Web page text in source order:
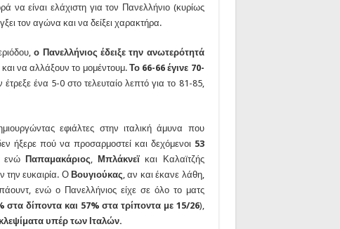
να είναι ελάχιστη για τον Πανελλήνιο (κυρίως
τον αγώνα και να δείξει χαρακτήρα.
ο Πανελλήνιος έδειξε την ανωτερότητά
να αλλάξουν το μομέντουμ. Το 66-66 έγινε 70-
ένα 5-0 στο τελευταίο λεπτό για το 81-85,
εφιάλτες στην ιταλική άμυνα που
ήξερε πού να προσαρμοστεί και δεχόμενοι 53
ενώ Παπαμακάριος Μπλάκνεϊκαι Καλαϊτζής
την ευκαιρία. Ο Βουγιούκας , αν και έκανε λάθη,
ενώ ο Πανελλήνιος είχε σε όλο το ματς
δίποντα και 57% στα τρίποντα με 15/26),
υπέρ των Ιταλών.